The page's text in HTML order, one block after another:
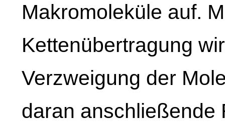
Makromoleküle auf.
Kettenübertragung
Verzweigung der
daran anschließende